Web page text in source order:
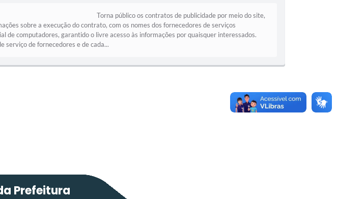
os contratos de publicidade por meio do site,
sobre a execução do contrato, com os nomes dos fornecedores de serviços
computadores, garantido o livre acesso às informações por quaisquer interessados.
serviço de fornecedores e de cada...
Prefeitura